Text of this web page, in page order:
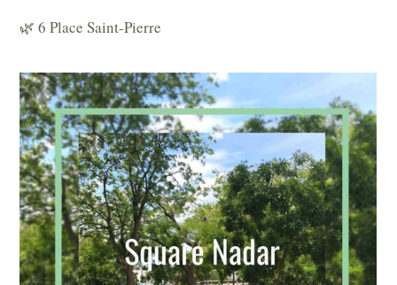
🌿 6 Place Saint-Pierre